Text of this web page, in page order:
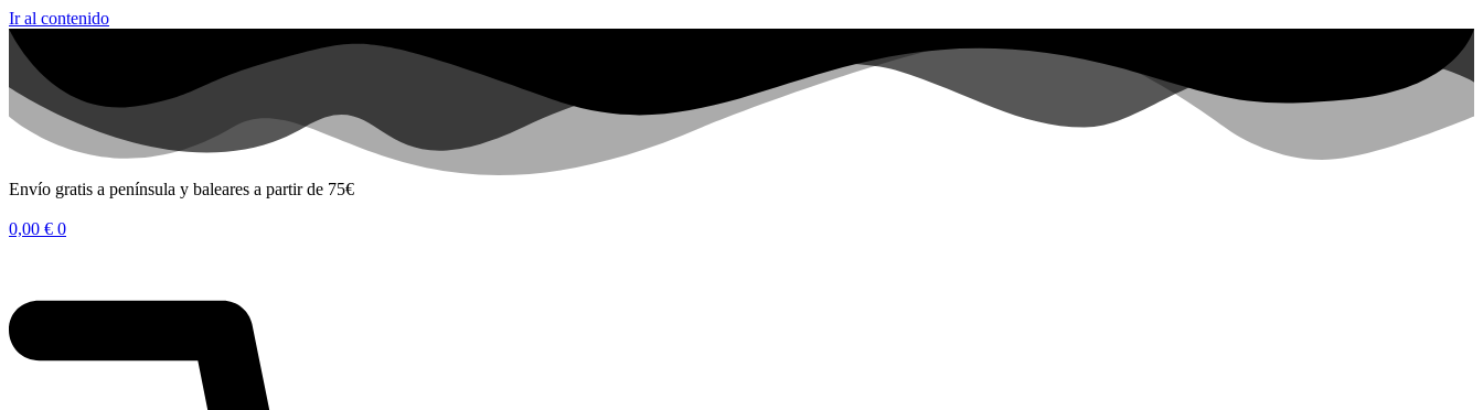
Ir al contenido
Envío gratis a península y baleares a partir de 75€
0,00 € 0